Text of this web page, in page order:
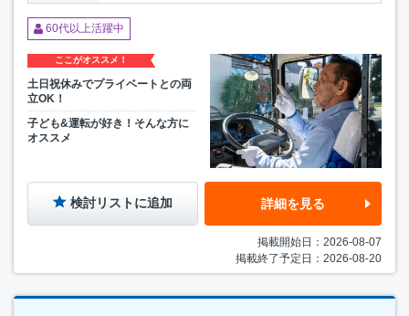
60代以上活躍中
ここがオススメ！
土日祝休みでプライベートとの両
立OK！
子ども&運転が好き！そんな方に
オススメ
検討リストに追加 詳細を見る
掲載開始日：2026-08-07
掲載終了予定日：2026-08-20